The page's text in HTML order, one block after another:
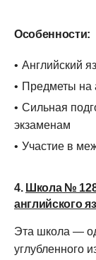
Особенности:
Английский
Предметы на
Сильная
экзаменам
Участие в
4. Школа №
английского
Эта школа —
углубленного